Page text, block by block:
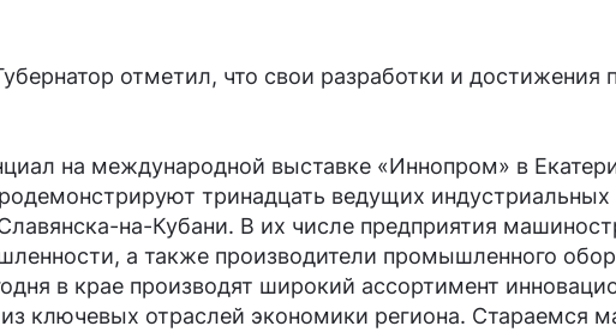
отметил, что свои разработки и достижения
на международной выставке «Иннопром» в
тринадцать ведущих
на-Кубани. В их числе предприятия
а также производители промышленного
в крае производят широкий ассортимент
ключевых отраслей экономики региона. Стараемся